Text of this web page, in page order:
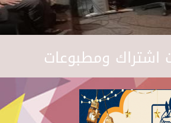
اشتراك ومطبوعات